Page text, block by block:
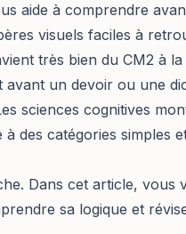
aide à comprendre
visuels faciles à
très bien du CM2 à
un devoir ou une
sciences cognitives
des catégories simples
Dans cet article,
sa logique et